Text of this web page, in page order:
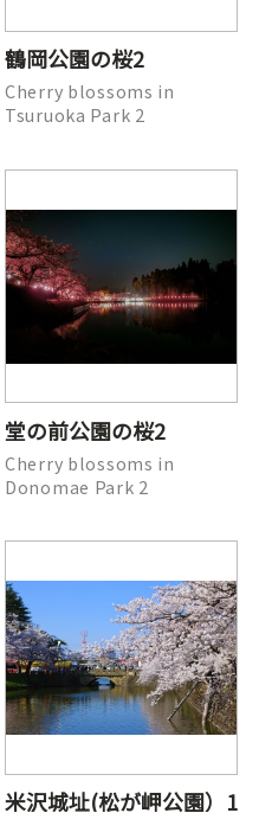
鶴岡公園の桜2
Cherry blossoms in
Tsuruoka Park 2
堂の前公園の桜2
Cherry blossoms in
Donomae Park 2
米沢城址(松が岬公園）1